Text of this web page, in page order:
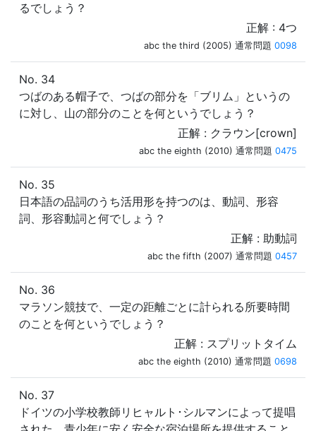
るでしょう？
正解 : 4つ
abc the third (2005) 通常問題 0098
No. 34
つばのある帽子で、つばの部分を「ブリム」というの
に対し、山の部分のことを何というでしょう？
正解 : クラウン[crown]
abc the eighth (2010) 通常問題 0475
No. 35
日本語の品詞のうち活用形を持つのは、動詞、形容
詞、形容動詞と何でしょう？
正解 : 助動詞
abc the fifth (2007) 通常問題 0457
No. 36
マラソン競技で、一定の距離ごとに計られる所要時間
のことを何というでしょう？
正解 : スプリットタイム
abc the eighth (2010) 通常問題 0698
No. 37
ドイツの小学校教師リヒャルト･シルマンによって提唱